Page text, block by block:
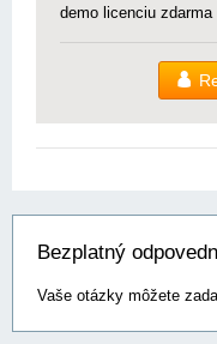
demo licenciu
Bezplatný
Vaše otázky môžete